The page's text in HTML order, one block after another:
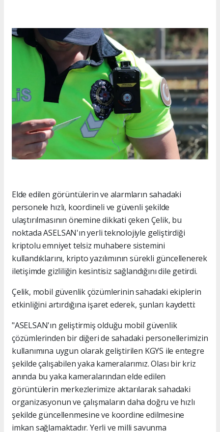
Elde edilen görüntülerin ve alarmların sahadaki
personele hızlı, koordineli ve güvenli şekilde
ulaştırılmasının önemine dikkati çeken Çelik, bu
noktada ASELSAN'ın yerli teknolojiyle geliştirdiği
kriptolu emniyet telsiz muhabere sistemini
kullandıklarını, kripto yazılımının sürekli güncellenerek
iletişimde gizliliğin kesintisiz sağlandığını dile getirdi.
Çelik, mobil güvenlik çözümlerinin sahadaki ekiplerin
etkinliğini artırdığına işaret ederek, şunları kaydetti:
"ASELSAN'ın geliştirmiş olduğu mobil güvenlik
çözümlerinden bir diğeri de sahadaki personellerimizin
kullanımına uygun olarak geliştirilen KGYS ile entegre
şekilde çalışabilen yaka kameralarımız. Olası bir kriz
anında bu yaka kameralarından elde edilen
görüntülerin merkezlerimize aktarılarak sahadaki
organizasyonun ve çalışmaların daha doğru ve hızlı
şekilde güncellenmesine ve koordine edilmesine
imkan sağlamaktadır. Yerli ve milli savunma